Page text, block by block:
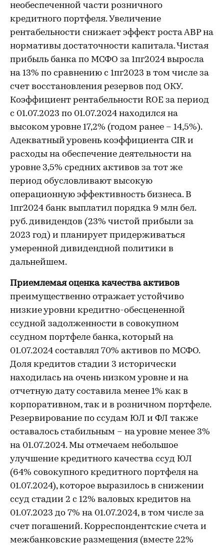
необеспеченной части розничного
кредитного портфеля. Увеличение
рентабельности снижает эффект роста АВР на
нормативы достаточности капитала. Чистая
прибыль банка по МСФО за 1пг2024 выросла
на 13% по сравнению с 1пг2023 в том числе за
счет восстановления резервов под ОКУ.
Коэффициент рентабельности ROE за период
с 01.07.2023 по 01.07.2024 находился на
высоком уровне 17,2% (годом ранее – 14,5%).
Адекватный уровень коэффициента CIR и
расходы на обеспечение деятельности на
уровне 3,5% средних активов за тот же
период обусловливают высокую
операционную эффективность бизнеса. В
1пг2024 банк выплатил порядка 9 млн бел.
руб. дивидендов (23% чистой прибыли за
2023 год) и планирует придерживаться
умеренной дивидендной политики в
дальнейшем.
Приемлемая оценка качества активов
преимущественно отражает устойчиво
низкие уровни кредитно-обесцененной
ссудной задолженности в совокупном
ссудном портфеле банка, который на
01.07.2024 составлял 70% активов по МСФО.
Доля кредитов стадии 3 исторически
находилась на очень низком уровне и на
отчетную дату составила менее 1% как в
корпоративном, так и в розничном портфеле.
Резервирование по ссудам ЮЛ и ФЛ также
оставалось стабильным – на уровне менее 3%
на 01.07.2024. Мы отмечаем небольшое
улучшение кредитного качества ссуд ЮЛ
(64% совокупного кредитного портфеля на
01.07.2024), которое выразилось в снижении
ссуд стадии 2 с 12% валовых кредитов на
01.07.2023 до 7% на 01.07.2024, в том числе за
счет погашений. Корреспондентские счета и
межбанковские размещения (вместе 22%